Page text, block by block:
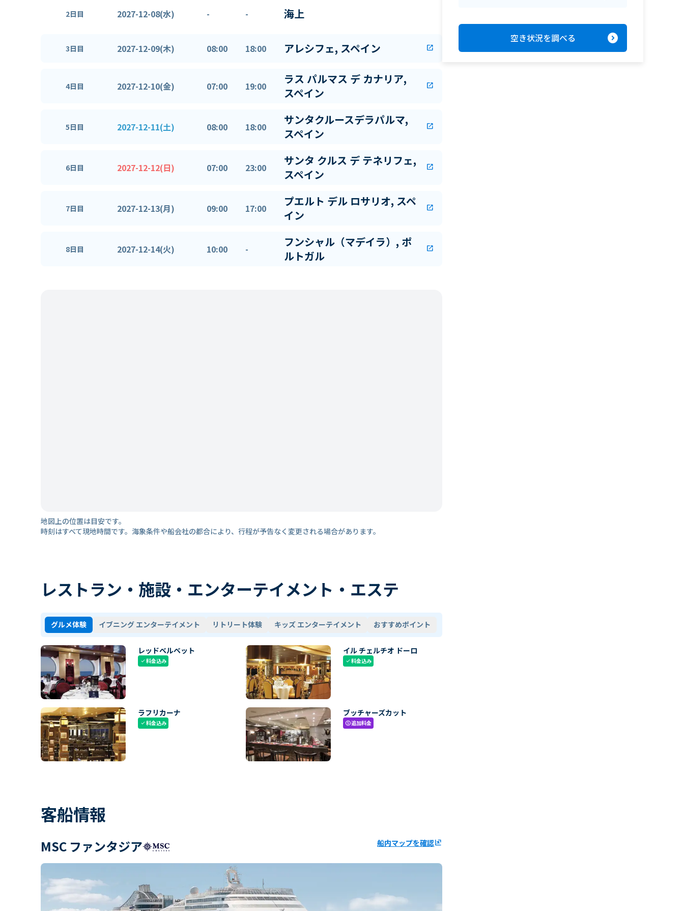
2日目 2027-12-08(水) - - 海上
3日目 2027-12-09(木) 08:00 18:00 アレシフェ, スペイン open_in_new
4日目 2027-12-10(金) 07:00 19:00
ラス パルマス デ カナリア,
スペイン
open_in_new
5日目 2027-12-11(土) 08:00 18:00
サンタクルースデラパルマ,
スペイン
open_in_new
6日目 2027-12-12(日) 07:00 23:00
サンタ クルス デ テネリフェ,
スペイン
open_in_new
7日目 2027-12-13(月) 09:00 17:00
プエルト デル ロサリオ, スペ
イン
open_in_new
8日目 2027-12-14(火) 10:00 -
フンシャル（マデイラ）, ポ
ルトガル
open_in_new
地図上の位置は目安です。
時刻はすべて現地時間です。海象条件や船会社の都合により、行程が予告なく変更される場合があります。
レストラン・施設・エンターテイメント・エステ
グルメ体験 イブニング エンターテイメント リトリート体験 キッズ エンターテイメント おすすめポイント
レッドベルベット
check料金込み
イル チェルチオ ドーロ
check料金込み
ラフリカーナ
check料金込み
ブッチャーズカット
paid追加料金
客船情報
MSC ファンタジア 船内マップを確認ungroup
空き状況を調べる expand_circle_right